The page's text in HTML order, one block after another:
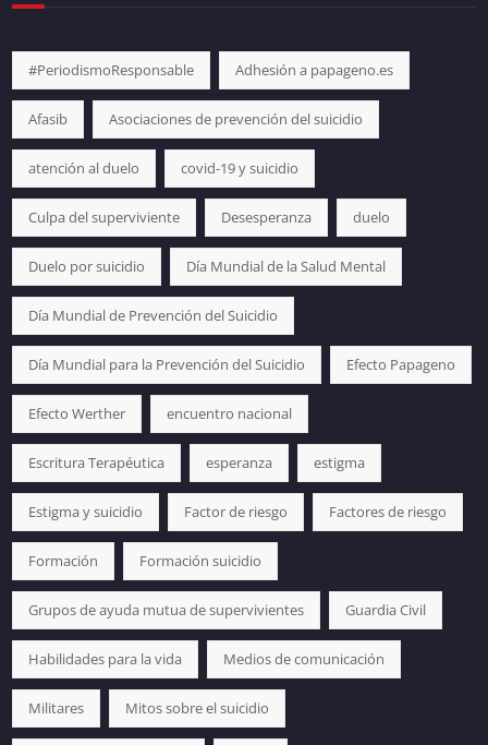
#PeriodismoResponsable Adhesión a papageno.es
Afasib Asociaciones de prevención del suicidio
atención al duelo covid-19 y suicidio
Culpa del superviviente Desesperanza duelo
Duelo por suicidio Día Mundial de la Salud Mental
Día Mundial de Prevención del Suicidio
Día Mundial para la Prevención del Suicidio Efecto Papageno
Efecto Werther encuentro nacional
Escritura Terapéutica esperanza estigma
Estigma y suicidio Factor de riesgo Factores de riesgo
Formación Formación suicidio
Grupos de ayuda mutua de supervivientes Guardia Civil
Habilidades para la vida Medios de comunicación
Militares Mitos sobre el suicidio